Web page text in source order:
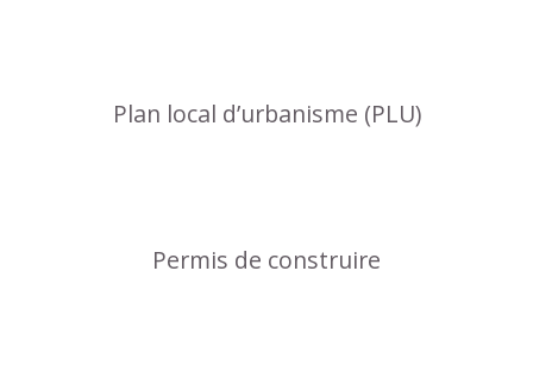
Plan local d’urbanisme (PLU)
Permis de construire